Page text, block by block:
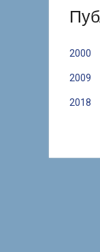
2000
2009
2018